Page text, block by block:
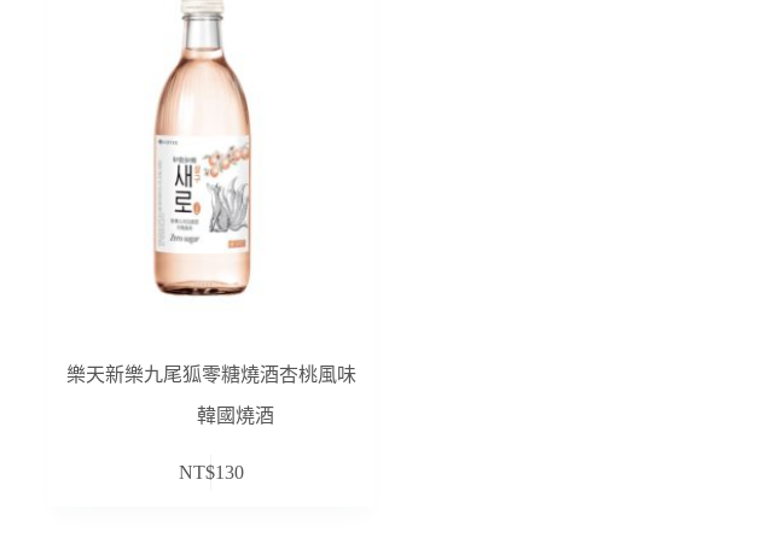
樂天新樂九尾狐零糖燒酒杏桃風味
韓國燒酒
NT$130